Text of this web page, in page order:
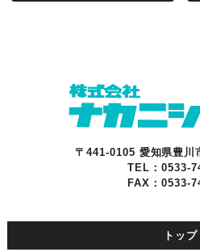
〒441-0105 愛知県豊川
TEL：0533-
FAX：0533-
トップ